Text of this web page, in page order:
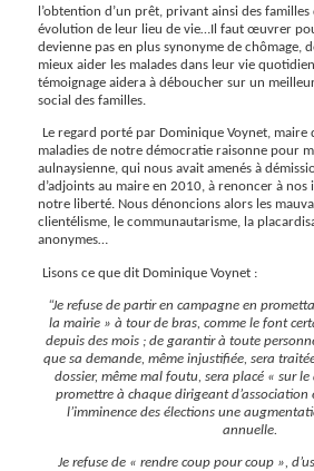
l’obtention d’un prêt, privant ainsi des
évolution de leur lieu de vie…Il faut œuvrer
devienne pas en plus synonyme de chômage,
mieux aider les malades dans leur vie
témoignage aidera à déboucher sur un
social des familles.
Le regard porté par Dominique Voynet,
maladies de notre démocratie raisonne pour
aulnaysienne, qui nous avait amenés à
d’adjoints au maire en 2010, à renoncer à nos
notre liberté. Nous dénoncions alors les
clientélisme, le communautarisme, la
anonymes…
Lisons ce que dit Dominique Voynet :
“Je refuse de partir en campagne en
la mairie » à tour de bras, comme le font
depuis des mois ; de garantir à toute
que sa demande, même injustifiée, sera
dossier, même mal foutu, sera placé « sur le
promettre à chaque dirigeant
l’imminence des élections une
annuelle.
Je refuse de « rendre coup pour coup »,